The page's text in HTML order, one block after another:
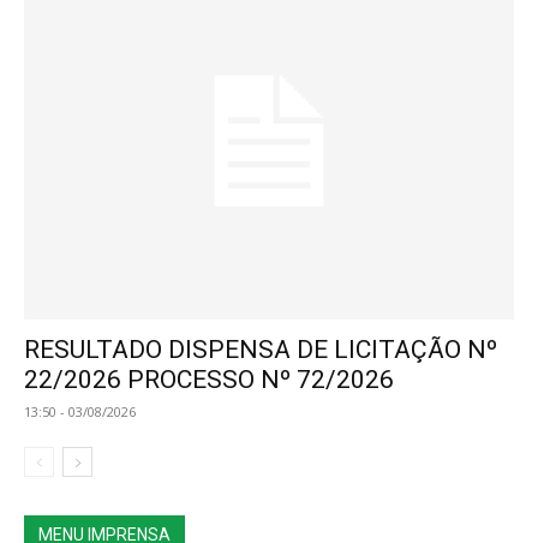
RESULTADO DISPENSA DE LICITAÇÃO Nº
22/2026 PROCESSO Nº 72/2026
13:50 - 03/08/2026
MENU IMPRENSA